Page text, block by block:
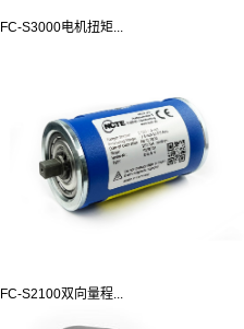
FC-S3000电机扭矩...
FC-S2100双向量程...